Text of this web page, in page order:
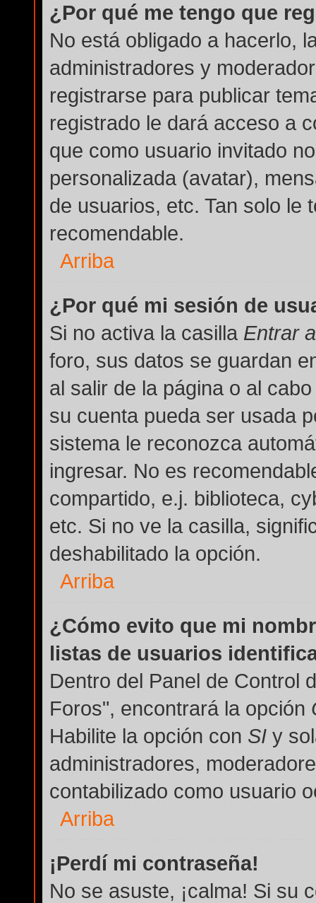
¿Por qué me tengo que
No está obligado a hacerlo,
administradores y
registrarse para publicar
registrado le dará acceso a
que como usuario invitado
personalizada (avatar),
de usuarios, etc. Tan solo le
recomendable.
Arriba
¿Por qué mi sesión de
Si no activa la casilla Entrar
foro, sus datos se guardan
al salir de la página o al
su cuenta pueda ser usada
sistema le reconozca
ingresar. No es
compartido, e.j. biblioteca,
etc. Si no ve la casilla,
deshabilitado la opción.
Arriba
¿Cómo evito que mi
listas de usuarios
Dentro del Panel de Control
Foros", encontrará la opción
Habilite la opción con SI y
administradores,
contabilizado como usuario
Arriba
¡Perdí mi contraseña!
No se asuste, ¡calma! Si su